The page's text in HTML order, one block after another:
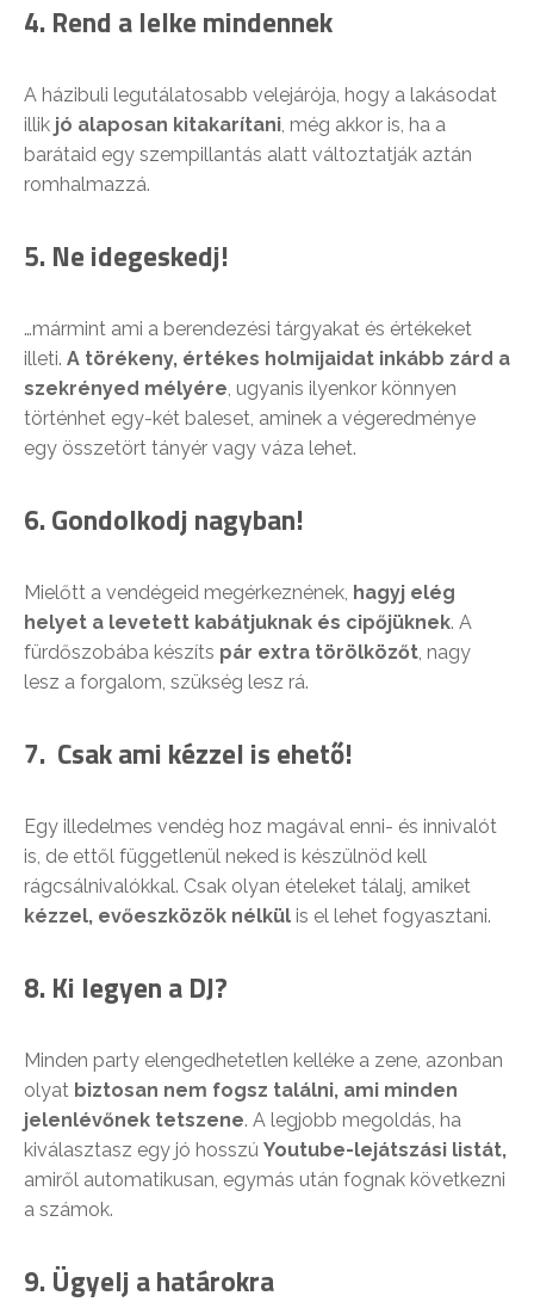
4. Rend a lelke mindennek
A házibuli legutálatosabb velejárója, hogy a lakásodat
illik jó alaposan kitakarítani, még akkor is, ha a
barátaid egy szempillantás alatt változtatják aztán
romhalmazzá.
5. Ne idegeskedj!
…mármint ami a berendezési tárgyakat és értékeket
illeti. A törékeny, értékes holmijaidat inkább zárd a
szekrényed mélyére, ugyanis ilyenkor könnyen
történhet egy-két baleset, aminek a végeredménye
egy összetört tányér vagy váza lehet.
6. Gondolkodj nagyban!
Mielőtt a vendégeid megérkeznének, hagyj elég
helyet a levetett kabátjuknak és cipőjüknek. A
fürdőszobába készíts pár extra törölközőt, nagy
lesz a forgalom, szükség lesz rá.
7. Csak ami kézzel is ehető!
Egy illedelmes vendég hoz magával enni- és innivalót
is, de ettől függetlenül neked is készülnöd kell
rágcsálnivalókkal. Csak olyan ételeket tálalj, amiket
kézzel, evőeszközök nélkül is el lehet fogyasztani.
8. Ki legyen a DJ?
Minden party elengedhetetlen kelléke a zene, azonban
olyat biztosan nem fogsz találni, ami minden
jelenlévőnek tetszene. A legjobb megoldás, ha
kiválasztasz egy jó hosszú Youtube-lejátszási listát,
amiről automatikusan, egymás után fognak következni
a számok.
9. Ügyelj a határokra